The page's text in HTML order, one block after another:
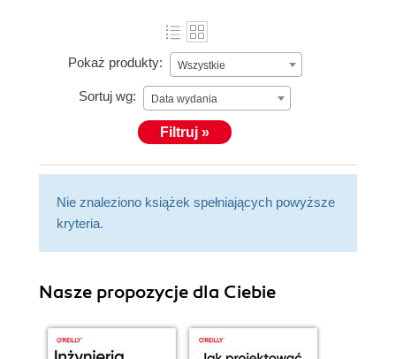
Pokaż produkty: Wszystkie
Sortuj wg: Data wydania
Filtruj »
Nie znaleziono książek spełniających powyższe
kryteria.
Nasze propozycje dla Ciebie